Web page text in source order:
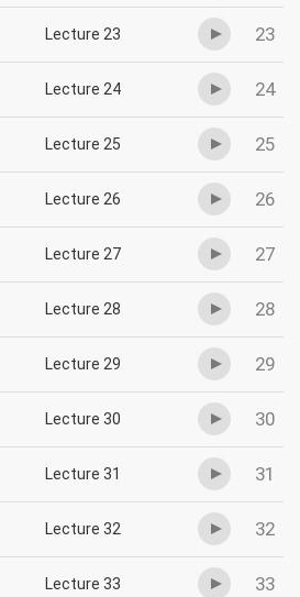
23
Lecture 23
24
Lecture 24
25
Lecture 25
26
Lecture 26
27
Lecture 27
28
Lecture 28
29
Lecture 29
30
Lecture 30
31
Lecture 31
32
Lecture 32
33
Lecture 33